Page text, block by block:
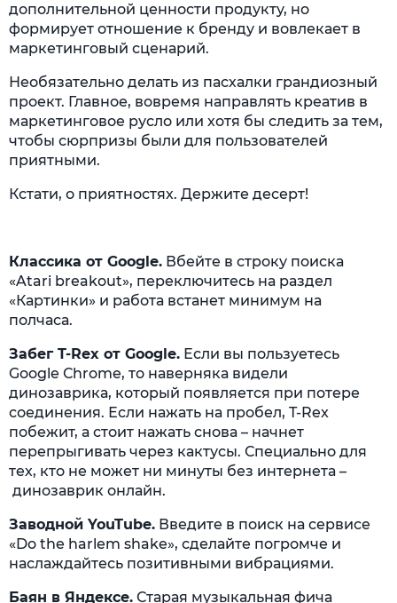
дополнительной ценности продукту, но
формирует отношение к бренду и вовлекает в
маркетинговый сценарий.
Необязательно делать из пасхалки грандиозный
проект. Главное, вовремя направлять креатив в
маркетинговое русло или хотя бы следить за тем,
чтобы сюрпризы были для пользователей
приятными.
Кстати, о приятностях. Держите десерт!
Классика от Google. Вбейте в строку поиска
«Atari breakout», переключитесь на раздел
«Картинки» и работа встанет минимум на
полчаса.
Забег T-Rex от Google. Если вы пользуетесь
Google Сhrome, то наверняка видели
динозаврика, который появляется при потере
соединения. Если нажать на пробел, T-Rex
побежит, а стоит нажать снова – начнет
перепрыгивать через кактусы. Специально для
тех, кто не может ни минуты без интернета –
динозаврик онлайн.
Заводной YouTube. Введите в поиск на сервисе
«Do the harlem shake», сделайте погромче и
наслаждайтесь позитивными вибрациями.
Баян в Яндексе. Старая музыкальная фича